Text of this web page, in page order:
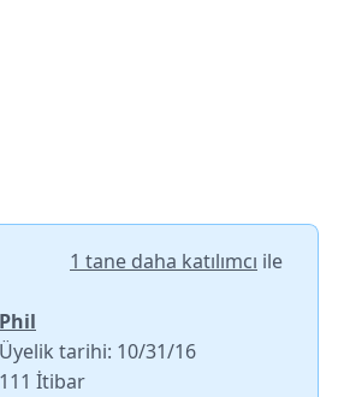
1 tane daha katılımcı ile
Phil
Üyelik tarihi: 10/31/16
111 İtibar